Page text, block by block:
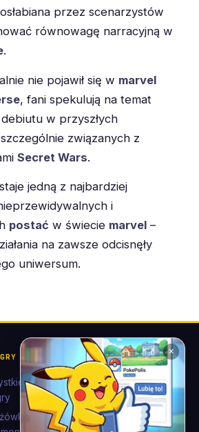
przez scenarzystów
równowagę narracyjną w
.
nie pojawił się w marvel
, fani spekulują na temat
w przyszłych
związanych z
Secret Wars.
jedną z najbardziej
i
postać w świecie marvel –
na zawsze odcisnęły
uniwersum.
POKÉDEX I
KOLEKCJE
Pokédex
Ewolucje
Eevee
POMOC I
KONTAKT
Kontakt
Wsparcie
✕